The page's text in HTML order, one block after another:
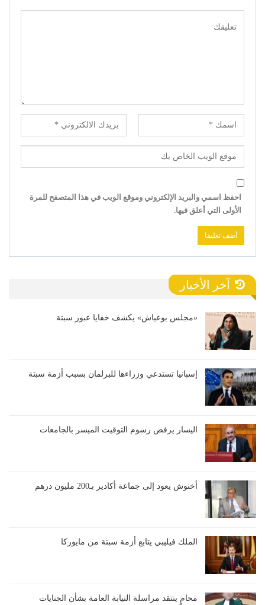
احفظ اسمي والبريد الإلكتروني وموقع الويب في هذا المتصفح للمرة
الأولى التي أعلق فيها.
آخر الأخبار
«مجلس بوعياش» يكشف خفايا عبور سبتة
إسبانيا تستدعي وزراءها للبرلمان بسبب أزمة سبتة
اليسار يرفض رسوم التوقيت الميسر بالجامعات
أخنوش يعود إلى جماعة أكادير بـ200 مليون درهم
الملك فيليبي يتابع أزمة سبتة من مايوركا
محامٍ ينتقد مراسلة النيابة العامة بشأن الجنايات